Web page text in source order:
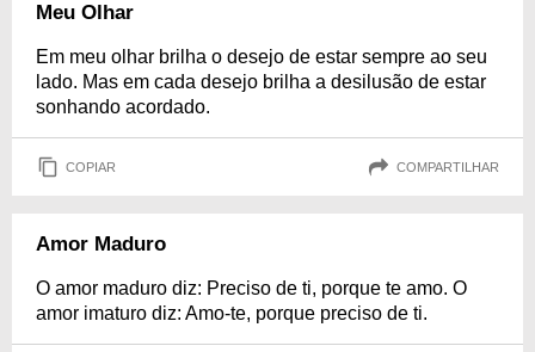
Meu Olhar
Em meu olhar brilha o desejo de estar sempre ao seu
lado. Mas em cada desejo brilha a desilusão de estar
sonhando acordado.
COPIAR COMPARTILHAR
Amor Maduro
O amor maduro diz: Preciso de ti, porque te amo. O
amor imaturo diz: Amo-te, porque preciso de ti.